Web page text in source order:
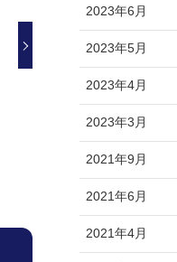
2023年6月
2023年5月
2023年4月
2023年3月
2021年9月
2021年6月
2021年4月